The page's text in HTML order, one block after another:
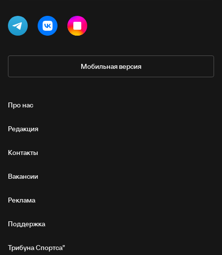
Мобильная версия
Про нас
Редакция
Контакты
Вакансии
Реклама
Поддержка
Трибуна Спортса"